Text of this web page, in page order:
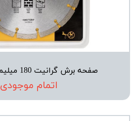
صفحه برش گرانیت 180 میلیمتری دیوالت
اتمام موجودی